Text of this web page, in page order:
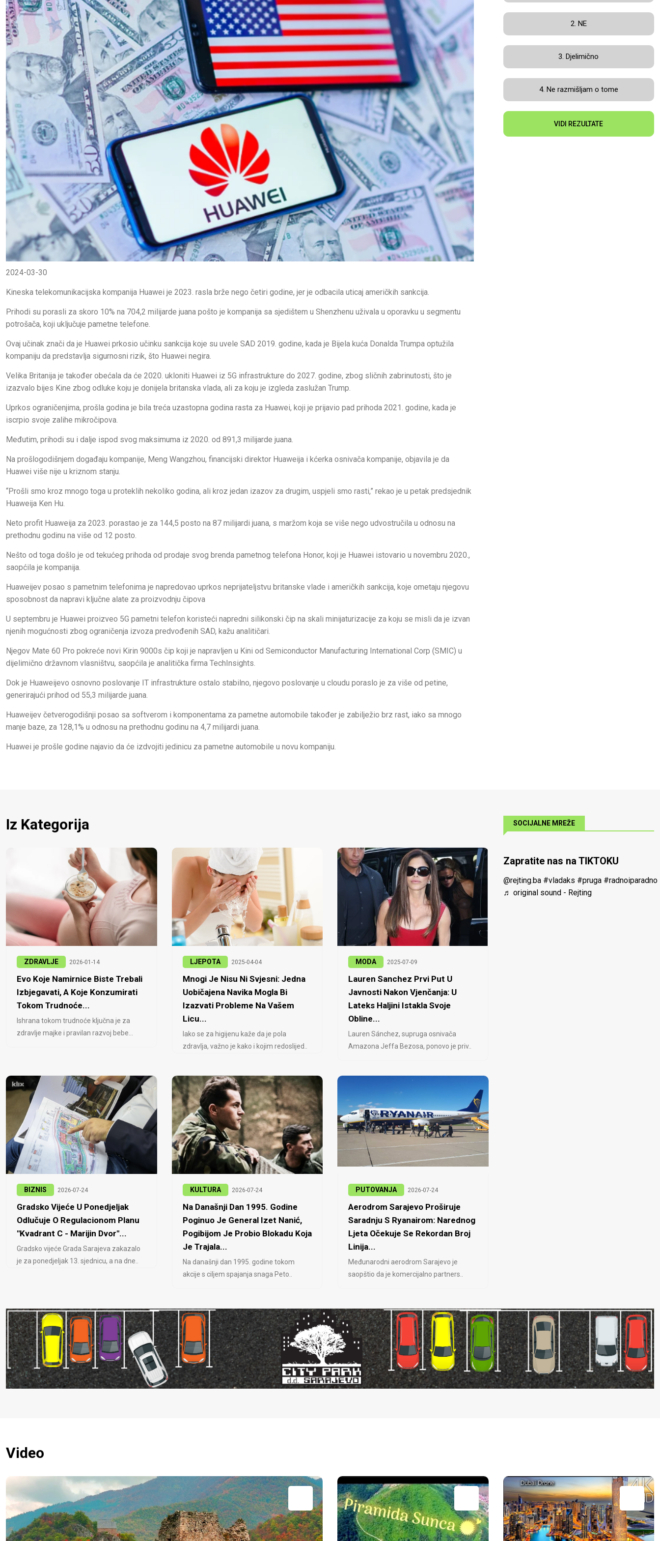
2024-03-30
Kineska telekomunikacijska kompanija Huawei je 2023. rasla brže nego četiri godine, jer je odbacila uticaj američkih sankcija.
Prihodi su porasli za skoro 10% na 704,2 milijarde juana pošto je kompanija sa sjedištem u Shenzhenu uživala u oporavku u segmentu
potrošača, koji uključuje pametne telefone.
Ovaj učinak znači da je Huawei prkosio učinku sankcija koje su uvele SAD 2019. godine, kada je Bijela kuća Donalda Trumpa optužila
kompaniju da predstavlja sigurnosni rizik, što Huawei negira.
Velika Britanija je također obećala da će 2020. ukloniti Huawei iz 5G infrastrukture do 2027. godine, zbog sličnih zabrinutosti, što je
izazvalo bijes Kine zbog odluke koju je donijela britanska vlada, ali za koju je izgleda zaslužan Trump.
Uprkos ograničenjima, prošla godina je bila treća uzastopna godina rasta za Huawei, koji je prijavio pad prihoda 2021. godine, kada je
iscrpio svoje zalihe mikročipova.
Međutim, prihodi su i dalje ispod svog maksimuma iz 2020. od 891,3 milijarde juana.
Na prošlogodišnjem događaju kompanije, Meng Wangzhou, financijski direktor Huaweija i kćerka osnivača kompanije, objavila je da
Huawei više nije u kriznom stanju.
“Prošli smo kroz mnogo toga u proteklih nekoliko godina, ali kroz jedan izazov za drugim, uspjeli smo rasti,” rekao je u petak predsjednik
Huaweija Ken Hu.
Neto profit Huaweija za 2023. porastao je za 144,5 posto na 87 milijardi juana, s maržom koja se više nego udvostručila u odnosu na
prethodnu godinu na više od 12 posto.
Nešto od toga došlo je od tekućeg prihoda od prodaje svog brenda pametnog telefona Honor, koji je Huawei istovario u novembru 2020.,
saopćila je kompanija.
Huaweijev posao s pametnim telefonima je napredovao uprkos neprijateljstvu britanske vlade i američkih sankcija, koje ometaju njegovu
sposobnost da napravi ključne alate za proizvodnju čipova
U septembru je Huawei proizveo 5G pametni telefon koristeći napredni silikonski čip na skali minijaturizacije za koju se misli da je izvan
njenih mogućnosti zbog ograničenja izvoza predvođenih SAD, kažu analitičari.
Njegov Mate 60 Pro pokreće novi Kirin 9000s čip koji je napravljen u Kini od Semiconductor Manufacturing International Corp (SMIC) u
dijelimično državnom vlasništvu, saopćila je analitička firma TechInsights.
Dok je Huaweijevo osnovno poslovanje IT infrastrukture ostalo stabilno, njegovo poslovanje u cloudu poraslo je za više od petine,
generirajući prihod od 55,3 milijarde juana.
Huaweijev četverogodišnji posao sa softverom i komponentama za pametne automobile također je zabilježio brz rast, iako sa mnogo
manje baze, za 128,1% u odnosu na prethodnu godinu na 4,7 milijardi juana.
Huawei je prošle godine najavio da će izdvojiti jedinicu za pametne automobile u novu kompaniju.
2. NE
3. Djelimično
4. Ne razmišljam o tome
VIDI REZULTATE
Iz Kategorija
ZDRAVLJE 2026-01-14
Evo Koje Namirnice Biste Trebali
Izbjegavati, A Koje Konzumirati
Tokom Trudnoće...
Ishrana tokom trudnoće ključna je za
zdravlje majke i pravilan razvoj bebe...
LJEPOTA 2025-04-04
Mnogi Je Nisu Ni Svjesni: Jedna
Uobičajena Navika Mogla Bi
Izazvati Probleme Na Vašem
Licu...
Iako se za higijenu kaže da je pola
zdravlja, važno je kako i kojim redoslijed..
MODA 2025-07-09
Lauren Sanchez Prvi Put U
Javnosti Nakon Vjenčanja: U
Lateks Haljini Istakla Svoje
Obline...
Lauren Sánchez, supruga osnivača
Amazona Jeffa Bezosa, ponovo je priv..
BIZNIS 2026-07-24
Gradsko Vijeće U Ponedjeljak
Odlučuje O Regulacionom Planu
"Kvadrant C - Marijin Dvor"...
Gradsko vijeće Grada Sarajeva zakazalo
je za ponedjeljak 13. sjednicu, a na dne..
KULTURA 2026-07-24
Na Današnji Dan 1995. Godine
Poginuo Je General Izet Nanić,
Pogibijom Je Probio Blokadu Koja
Je Trajala...
Na današnji dan 1995. godine tokom
akcije s ciljem spajanja snaga Peto..
PUTOVANJA 2026-07-24
Aerodrom Sarajevo Proširuje
Saradnju S Ryanairom: Narednog
Ljeta Očekuje Se Rekordan Broj
Linija...
Međunarodni aerodrom Sarajevo je
saopštio da je komercijalno partners..
SOCIJALNE MREŽE
Zapratite nas na TIKTOKU
@rejting.ba #vladaks #pruga #radnoiparadno
♬ original sound - Rejting
Video